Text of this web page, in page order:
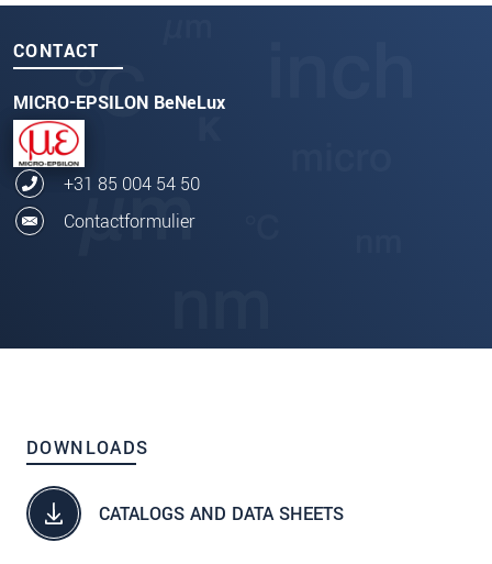
CONTACT
MICRO-EPSILON BeNeLux
+31 85 004 54 50
Contactformulier
DOWNLOADS
CATALOGS AND DATA SHEETS